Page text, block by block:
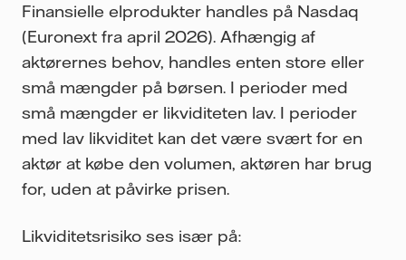
Finansielle elprodukter handles på Nasdaq
(Euronext fra april 2026). Afhængig af
aktørernes behov, handles enten store eller
små mængder på børsen. I perioder med
små mængder er likviditeten lav. I perioder
med lav likviditet kan det være svært for en
aktør at købe den volumen, aktøren har brug
for, uden at påvirke prisen.
Likviditetsrisiko ses især på: